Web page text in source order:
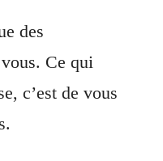
des
Ce qui
c’est de vous